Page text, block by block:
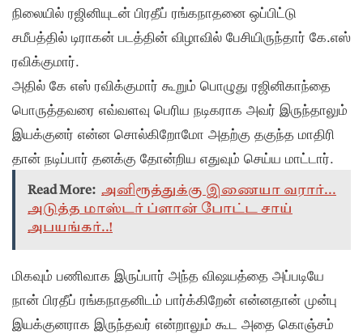
நிலையில் ரஜினியுடன் பிரதீப் ரங்கநாதனை ஒப்பிட்டு
சமீபத்தில் டிராகன் படத்தின் விழாவில் பேசியிருந்தார் கே.எஸ்
ரவிக்குமார்.
அதில் கே எஸ் ரவிக்குமார் கூறும் பொழுது ரஜினிகாந்தை
பொருத்தவரை எவ்வளவு பெரிய நடிகராக அவர் இருந்தாலும்
இயக்குனர் என்ன சொல்கிறோமோ அதற்கு தகுந்த மாதிரி
தான் நடிப்பார் தனக்கு தோன்றிய எதுவும் செய்ய மாட்டார்.
Read More: அனிரூத்துக்கு இணையா வரார்...
அடுத்த மாஸ்டர் ப்ளான் போட்ட சாய்
அபயங்கர்..!
மிகவும் பணிவாக இருப்பார் அந்த விஷயத்தை அப்படியே
நான் பிரதீப் ரங்கநாதனிடம் பார்க்கிறேன் என்னதான் முன்பு
இயக்குனராக இருந்தவர் என்றாலும் கூட அதை கொஞ்சம்